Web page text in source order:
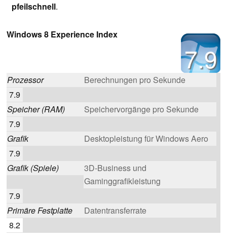
pfeilschnell.
7.9
Windows 8 Experience Index
Prozessor
Berechnungen pro Sekunde
7.9
Speicher (RAM)
Speichervorgänge pro Sekunde
7.9
Grafik
Desktopleistung für Windows Aero
7.9
Grafik (Spiele)
3D-Business und
Gaminggrafikleistung
7.9
Primäre Festplatte
Datentransferrate
8.2